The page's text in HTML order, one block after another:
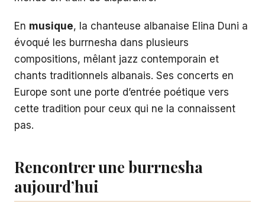
En musique, la chanteuse albanaise Elina Duni a
évoqué les burrnesha dans plusieurs
compositions, mêlant jazz contemporain et
chants traditionnels albanais. Ses concerts en
Europe sont une porte d’entrée poétique vers
cette tradition pour ceux qui ne la connaissent
pas.
Rencontrer une burrnesha
aujourd’hui